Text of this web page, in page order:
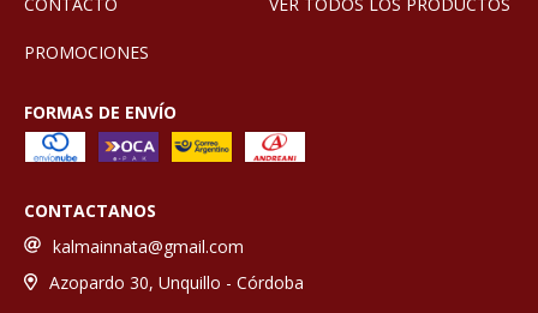
PROMOCIONES
FORMAS DE ENVÍO
CONTACTANOS
kalmainnata@gmail.com
Azopardo 30, Unquillo - Córdoba